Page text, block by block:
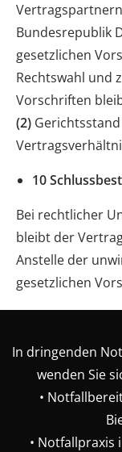
Bundesrepublik
gesetzlichen
Rechtswahl und
Vorschriften
(2)
10
Bei rechtlicher
bleibt der
Anstelle der
gesetzlichen
In dringenden
wenden Sie
•⁠
•⁠ ⁠Notfallpraxis